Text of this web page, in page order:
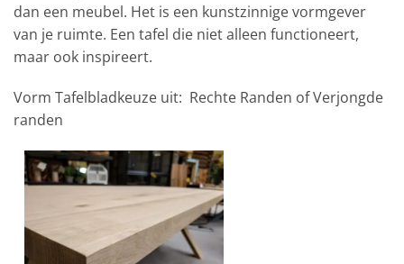
dan een meubel. Het is een kunstzinnige vormgever
van je ruimte. Een tafel die niet alleen functioneert,
maar ook inspireert.
Vorm Tafelbladkeuze uit: Rechte Randen of Verjongde
randen